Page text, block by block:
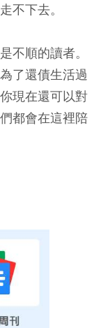
不下去。
不順的讀者。
了還債生活過
現在還可以對
都會在這裡陪